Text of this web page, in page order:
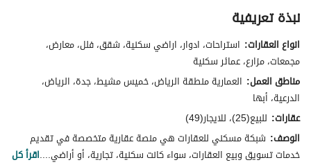
نبذة تعريفية
انواع العقارات: استراحات، ادوار، اراضي سكنية، شقق، فلل، معارض،
مجمعات، مزارع، عمائر سكنية
مناطق العمل: العمارية منطقة الرياض، خميس مشيط، جدة، الرياض،
الدرعية، أبها
عقارات: للبيع(25)، للايجار(49)
الوصف: شبكة مسكني للعقارات هي منصة عقارية متخصصة في تقديم
خدمات تسويق وبيع العقارات، سواء كانت سكنية، تجارية، أو أراضي....اقرأ كل